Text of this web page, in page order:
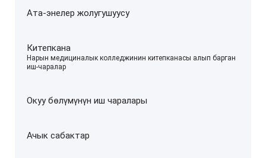
Ата-энелер жолугушуусу
Китепкана
–
Нарын медициналык колледжинин китепканасы алып барган
иш-чаралар
Окуу бөлүмүнүн иш чаралары
Ачык сабактар